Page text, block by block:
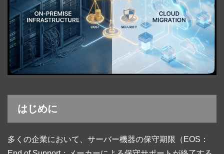
はじめに
多くの企業において、サーバー機器の保守期限（EOS：